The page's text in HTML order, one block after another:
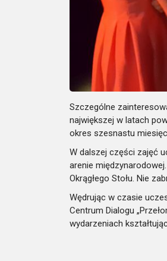
Szczególne
największej w latach
okres szesnastu
W dalszej części zajęć
arenie
Okrągłego Stołu. Nie
Wędrując w czasie
Centrum Dialogu
wydarzeniach